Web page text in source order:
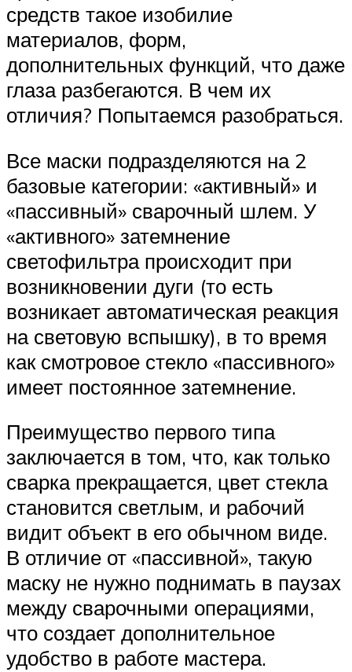
средств такое изобилие
материалов, форм,
дополнительных функций, что даже
глаза разбегаются. В чем их
отличия? Попытаемся разобраться.
Все маски подразделяются на 2
базовые категории: «активный» и
«пассивный» сварочный шлем. У
«активного» затемнение
светофильтра происходит при
возникновении дуги (то есть
возникает автоматическая реакция
на световую вспышку), в то время
как смотровое стекло «пассивного»
имеет постоянное затемнение.
Преимущество первого типа
заключается в том, что, как только
сварка прекращается, цвет стекла
становится светлым, и рабочий
видит объект в его обычном виде.
В отличие от «пассивной», такую
маску не нужно поднимать в паузах
между сварочными операциями,
что создает дополнительное
удобство в работе мастера.